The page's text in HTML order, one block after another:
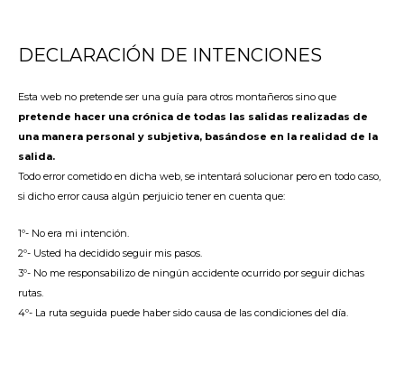
DECLARACIÓN DE INTENCIONES
Esta web no pretende ser una guía para otros montañeros sino que
pretende hacer una crónica de todas las salidas realizadas de
una manera personal y subjetiva, basándose en la realidad de la
salida.
Todo error cometido en dicha web, se intentará solucionar pero en todo caso,
si dicho error causa algún perjuicio tener en cuenta que:
1º- No era mi intención.
2º- Usted ha decidido seguir mis pasos.
3º- No me responsabilizo de ningún accidente ocurrido por seguir dichas
rutas.
4º- La ruta seguida puede haber sido causa de las condiciones del día.